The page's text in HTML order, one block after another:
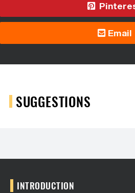
Email
SUGGESTIONS
INTRODUCTION